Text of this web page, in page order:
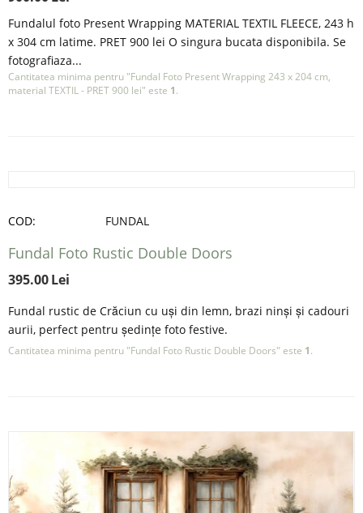
Fundalul foto Present Wrapping MATERIAL TEXTIL FLEECE, 243 h
x 304 cm latime. PRET 900 lei O singura bucata disponibila. Se
fotografiaza...
Cantitatea minima pentru "Fundal Foto Present Wrapping 243 x 204 cm,
material TEXTIL - PRET 900 lei" este 1.
COD: FUNDAL
Fundal Foto Rustic Double Doors
395.00Lei
Fundal rustic de Crăciun cu uși din lemn, brazi ninși și cadouri
aurii, perfect pentru ședințe foto festive.
Cantitatea minima pentru "Fundal Foto Rustic Double Doors" este 1.